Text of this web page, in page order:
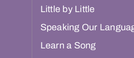
Little by Little
Speaking Our
Learn a Song